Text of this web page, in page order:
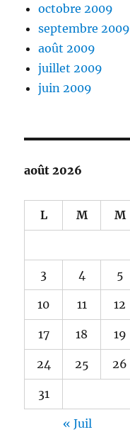
octobre 2009
septembre 2009
août 2009
juillet 2009
juin 2009
août 2026
L M M
3 4 5
10 11 12
17 18 19
24 25 26
31
« Juil